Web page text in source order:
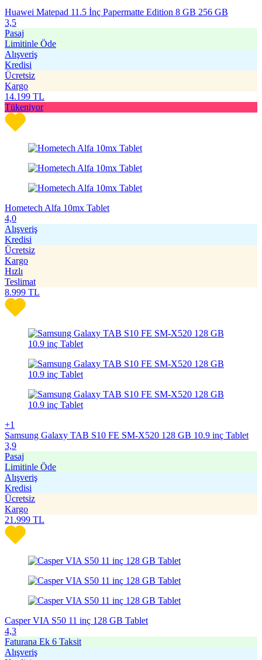
Huawei Matepad 11.5 İnç Papermatte Edition 8 GB 256 GB
3,5
Pasaj
Limitinle Öde
Alışveriş
Kredisi
Ücretsiz
Kargo
14.199 TL
Tükeniyor
Hometech Alfa 10mx Tablet
4,0
Alışveriş
Kredisi
Ücretsiz
Kargo
Hızlı
Teslimat
8.999 TL
+1
Samsung Galaxy TAB S10 FE SM-X520 128 GB 10.9 inç Tablet
3,9
Pasaj
Limitinle Öde
Alışveriş
Kredisi
Ücretsiz
Kargo
21.999 TL
Casper VIA S50 11 inç 128 GB Tablet
4,3
Faturana Ek 6 Taksit
Alışveriş